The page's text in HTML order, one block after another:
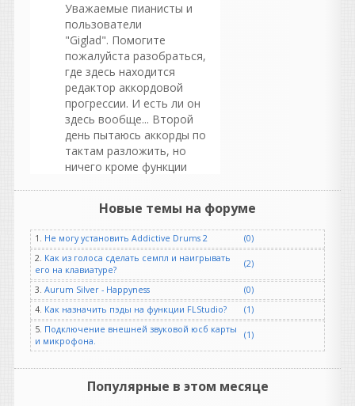
Уважаемые пианисты и
пользователи
"Giglad". Помогите
пожалуйста разобраться,
где здесь находится
редактор аккордовой
прогрессии. И есть ли он
здесь вообще... Второй
день пытаюсь аккорды по
тактам разложить, но
ничего кроме функции
Рокобил
Уважаемые пианисты и
пользователи "Giglad".
Помогите пожалуйста
разобраться, где здесь
находится редактор
аккордовой прогрессии. И
есть ли он здесь вообще...
Второй день пытаюсь
аккорды по тактам
разложить, но
ничего кроме функции
Новые темы на форуме
1. Не могу установить Addictive Drums 2
(0)
2. Как из голоса сделать семпл и наигрывать
его на клавиатуре?
(2)
3. Aurum Silver - Happyness
(0)
4. Как назначить пэды на функции FLStudio?
(1)
5. Подключение внешней звуковой юсб карты
и микрофона.
(1)
Популярные в этом месяце